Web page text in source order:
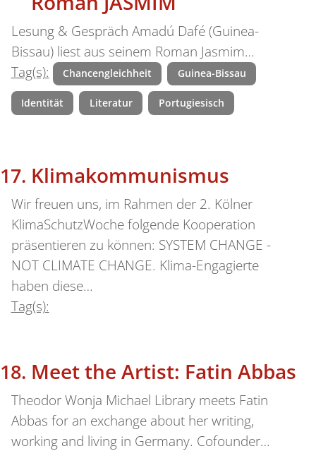
Lesung & Gespräch Amadú Dafé (Guinea-
Bissau) liest aus seinem Roman Jasmim…
Tag(s):
Chancengleichheit Guinea-Bissau
Identität Literatur Portugiesisch
Klimakommunismus
Wir freuen uns, im Rahmen der 2. Kölner
KlimaSchutzWoche folgende Kooperation
präsentieren zu können: SYSTEM CHANGE -
NOT CLIMATE CHANGE. Klima-Engagierte
haben diese…
Tag(s):
Meet the Artist: Fatin Abbas
Theodor Wonja Michael Library meets Fatin
Abbas for an exchange about her writing,
working and living in Germany. Cofounder…